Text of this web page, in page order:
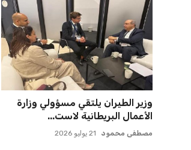
وزير الطيران يلتقي مسؤولي وزارة
الأعمال البريطانية لاست...
مصطفى محمود 21 يوليو 2026